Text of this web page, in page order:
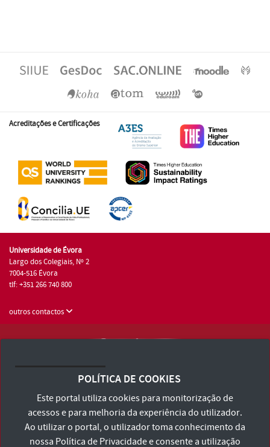
Acreditações e Certificações
Universidade de Évora
Largo dos Colegiais, Nº 2
7004-516 Évora
tlf: +351 266 740 800
outros contactos
Consulte os Termos e Condições e Política de Privacidade
Declaração de Acessibilidade
POLÍTICA DE COOKIES
Este portal utiliza cookies para monitorização de
acessos e para melhoria da experiência do utilizador.
Ao utilizar o portal, o utilizador toma conhecimento da
nossa Política de Privacidadee consente a utilização